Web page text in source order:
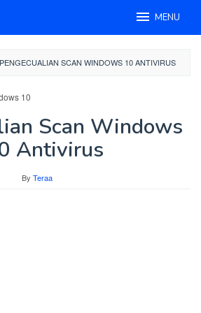
MENU
PENGECUALIAN SCAN WINDOWS 10 ANTIVIRUS
Scan Windows
Antivirus
By Teraa